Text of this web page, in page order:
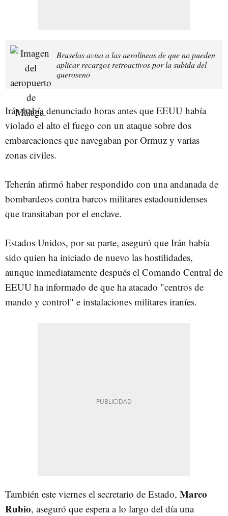
Bruselas avisa a las aerolíneas de que no pueden
aplicar recargos retroactivos por la subida del
queroseno
Irán había denunciado horas antes que EEUU había
violado el alto el fuego con un ataque sobre dos
embarcaciones que navegaban por Ormuz y varias
zonas civiles.
Teherán afirmó haber respondido con una andanada de
bombardeos contra barcos militares estadounidenses
que transitaban por el enclave.
Estados Unidos, por su parte, aseguró que Irán había
sido quien ha iniciado de nuevo las hostilidades,
aunque inmediatamente después el Comando Central de
EEUU ha informado de que ha atacado "centros de
mando y control" e instalaciones militares iraníes.
También este viernes el secretario de Estado, Marco
Rubio, aseguró que espera a lo largo del día una